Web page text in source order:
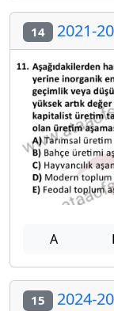
14 2021-
A
15 2024-